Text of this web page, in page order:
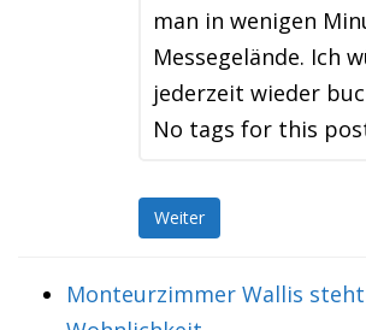
man in wenigen
Messegelände. Ich
jederzeit wieder
No tags for this
Weiter
Monteurzimmer Wallis